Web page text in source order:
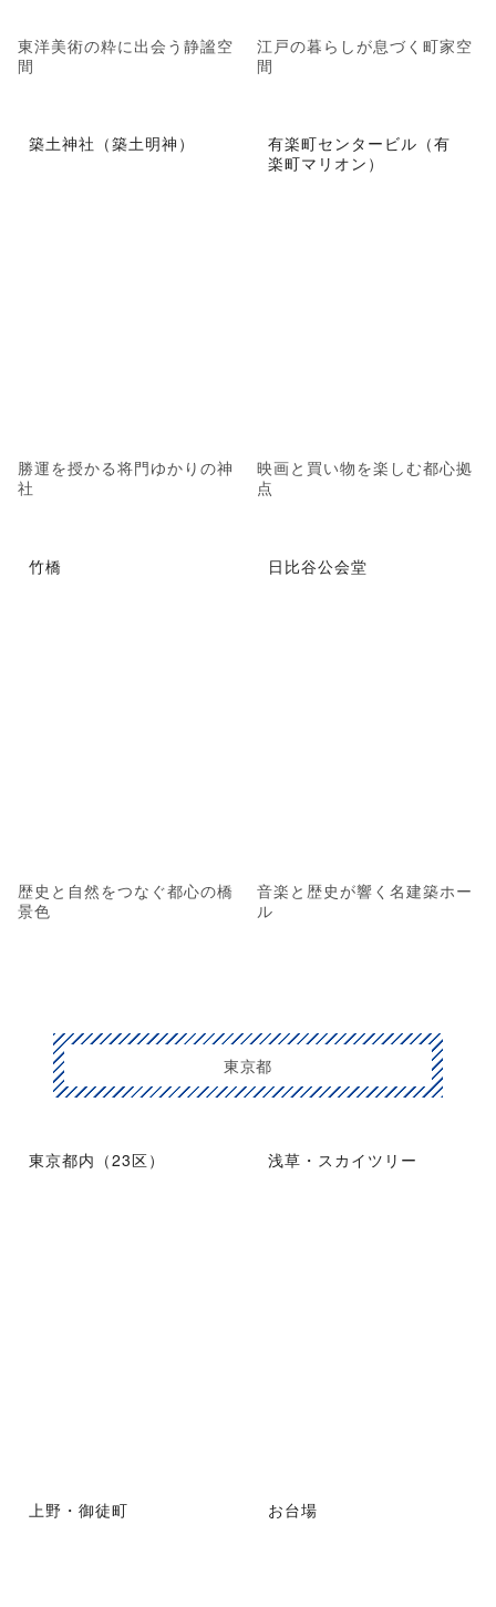
東洋美術の粋に出会う静謐空
間
江戸の暮らしが息づく町家空
間
築土神社（築土明神）
勝運を授かる将門ゆかりの神
社
有楽町センタービル（有
楽町マリオン）
映画と買い物を楽しむ都心拠
点
竹橋
歴史と自然をつなぐ都心の橋
景色
日比谷公会堂
音楽と歴史が響く名建築ホー
ル
東京都
東京都内（23区） 浅草・スカイツリー
上野・御徒町 お台場